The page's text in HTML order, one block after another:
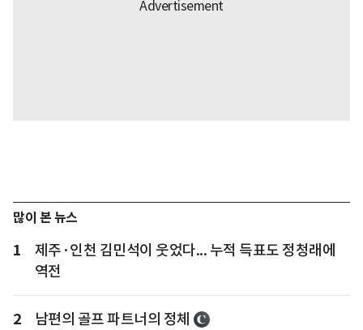
많이 본 뉴스
1
제주·인천 김민석이 웃었다... 누적 득표도 정청래에
역전
2 남편의 골프 파트너의 정체